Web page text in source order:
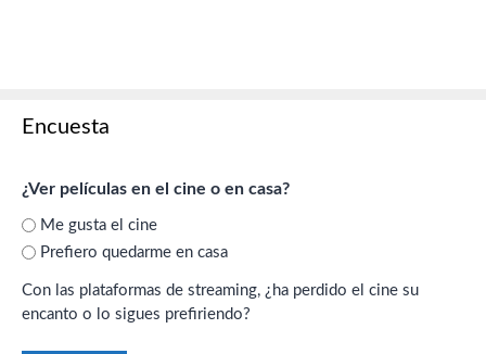
Encuesta
¿Ver películas en el cine o en casa?
Me gusta el cine
Prefiero quedarme en casa
Con las plataformas de streaming, ¿ha perdido el cine su
encanto o lo sigues prefiriendo?